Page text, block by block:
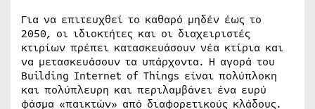
Για να επιτευχθεί το καθαρό μηδέν έως το
2050, οι ιδιοκτήτες και οι διαχειριστές
κτιρίων πρέπει κατασκευάσουν νέα κτίρια και
να μετασκευάσουν τα υπάρχοντα. Η αγορά του
Building Internet of Things είναι πολύπλοκη
και πολύπλευρη και περιλαμβάνει ένα ευρύ
φάσμα «παικτών» από διαφορετικούς κλάδους.